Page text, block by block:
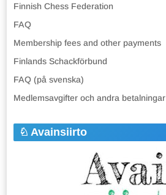
Finnish Chess Federation
FAQ
Membership fees and other payments
Finlands Schackförbund
FAQ (på svenska)
Medlemsavgifter och andra betalningar
Avainsiirto